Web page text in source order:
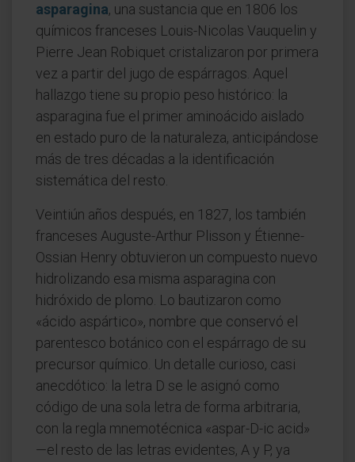
asparagina, una sustancia que en 1806 los
químicos franceses Louis-Nicolas Vauquelin y
Pierre Jean Robiquet cristalizaron por primera
vez a partir del jugo de espárragos. Aquel
hallazgo tiene su propio peso histórico: la
asparagina fue el primer aminoácido aislado
en estado puro de la naturaleza, anticipándose
más de tres décadas a la identificación
sistemática del resto.
Veintiún años después, en 1827, los también
franceses Auguste-Arthur Plisson y Étienne-
Ossian Henry obtuvieron un compuesto nuevo
hidrolizando esa misma asparagina con
hidróxido de plomo. Lo bautizaron como
«ácido aspártico», nombre que conservó el
parentesco botánico con el espárrago de su
precursor químico. Un detalle curioso, casi
anecdótico: la letra D se le asignó como
código de una sola letra de forma arbitraria,
con la regla mnemotécnica «aspar-D-ic acid»
—el resto de las letras evidentes, A y P, ya